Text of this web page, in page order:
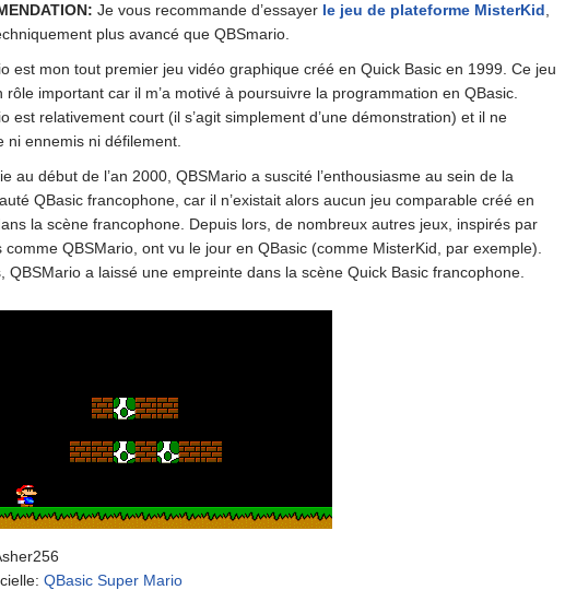
Je vous recommande d’essayer le jeu de plateforme MisterKid
plus avancé que QBSmario.
est mon tout premier jeu vidéo graphique créé en Quick Basic en 1999. Ce jeu
rôle important car il m’a motivé à poursuivre la programmation en QBasic.
est relativement court (il s’agit simplement d’une démonstration) et il ne
ni ennemis ni défilement.
au début de l’an 2000, QBSMario a suscité l’enthousiasme au sein de la
QBasic francophone, car il n’existait alors aucun jeu comparable créé en
la scène francophone. Depuis lors, de nombreux autres jeux, inspirés par
comme QBSMario, ont vu le jour en QBasic (comme MisterKid, par exemple).
QBSMario a laissé une empreinte dans la scène Quick Basic francophone.
QBasic Super Mario